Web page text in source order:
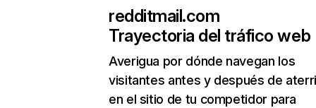
redditmail.com
Trayectoria del tráfico web
Averigua por dónde navegan los
visitantes antes y después de
en el sitio de tu competidor para